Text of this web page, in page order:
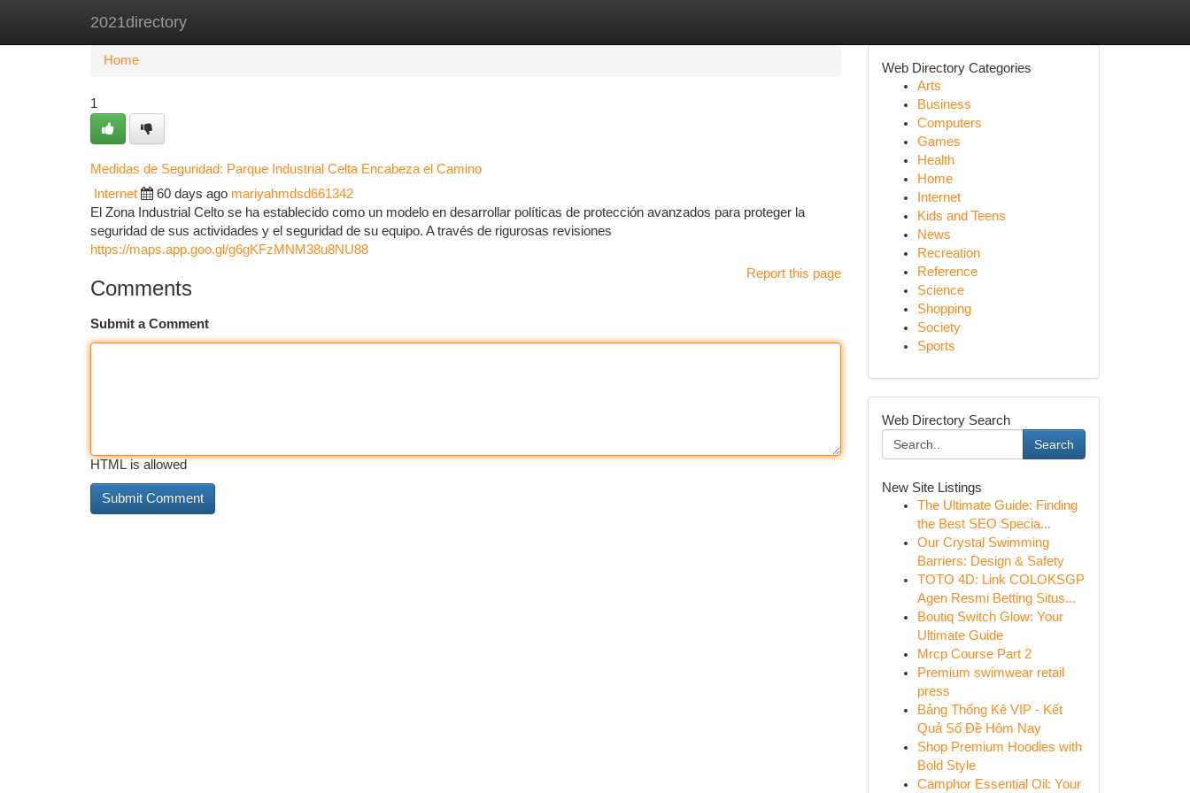
2021directory
Home New Site Listings
Home
1
Medidas de Seguridad: Parque Industrial Celta Encabeza el Camino
Internet 60 days ago mariyahmdsd661342
El Zona Industrial Celto se ha establecido como un modelo en desarrollar políticas de protección avanzados para proteger la
seguridad de sus actividades y el seguridad de su equipo. A través de rigurosas revisiones
https://maps.app.goo.gl/g6gKFzMNM38u8NU88
Report this page
Comments
Submit a Comment
HTML is allowed
Web Directory Categories
Arts
Business
Computers
Games
Health
Home
Internet
Kids and Teens
News
Recreation
Reference
Science
Shopping
Society
Sports
Web Directory Search
Search
New Site Listings
The Ultimate Guide: Finding
the Best SEO Specia...
Our Crystal Swimming
Barriers: Design & Safety
TOTO 4D: Link COLOKSGP
Agen Resmi Betting Situs...
Boutiq Switch Glow: Your
Ultimate Guide
Mrcp Course Part 2
Premium swimwear retail
press
Bảng Thống Kê VIP - Kết
Quả Số Đề Hôm Nay
Shop Premium Hoodies with
Bold Style
Camphor Essential Oil: Your